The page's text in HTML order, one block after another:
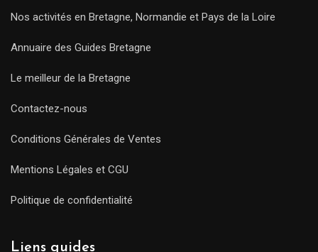
Nos activités en Bretagne, Normandie et Pays de la Loire
Annuaire des Guides Bretagne
Le meilleur de la Bretagne
Contactez-nous
Conditions Générales de Ventes
Mentions Légales et CGU
Politique de confidentialité
Liens guides